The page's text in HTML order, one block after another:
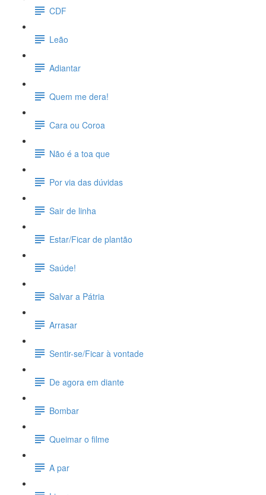
CDF
Leão
Adiantar
Quem me dera!
Cara ou Coroa
Não é a toa que
Por via das dúvidas
Sair de linha
Estar/Ficar de plantão
Saúde!
Salvar a Pátria
Arrasar
Sentir-se/Ficar à vontade
De agora em diante
Bombar
Queimar o filme
A par